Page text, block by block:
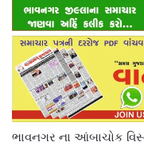
ભાવનગર ના આંબાચોક